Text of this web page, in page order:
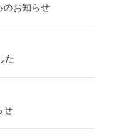
のお知らせ
た
せ